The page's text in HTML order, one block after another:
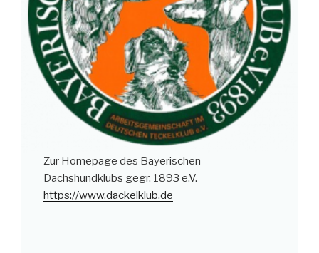
Zur Homepage des Bayerischen
Dachshundklubs gegr. 1893 e.V.
https://www.dackelklub.de